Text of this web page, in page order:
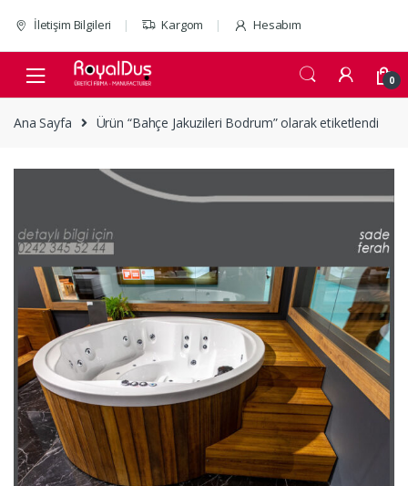
İletişim Bilgileri Kargom Hesabım
0
Ana Sayfa Ürün “Bahçe Jakuzileri Bodrum” olarak etiketlendi